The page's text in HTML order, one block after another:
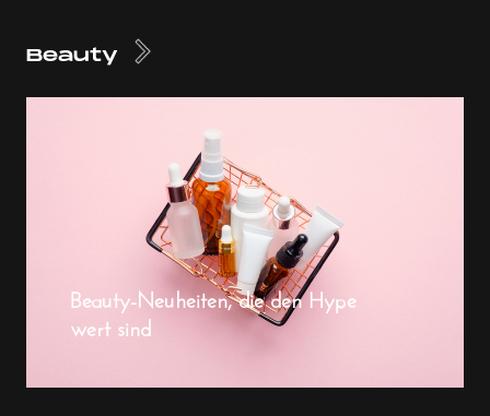
Beauty
Beauty-Neuheiten, die den Hype
wert sind